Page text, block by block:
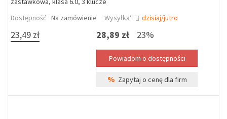
Dostępność Na zamówienie Wysyłka*: dzisiaj/jutro
23,49 zł 28,89 zł 23%
% Zapytaj o cenę dla firm